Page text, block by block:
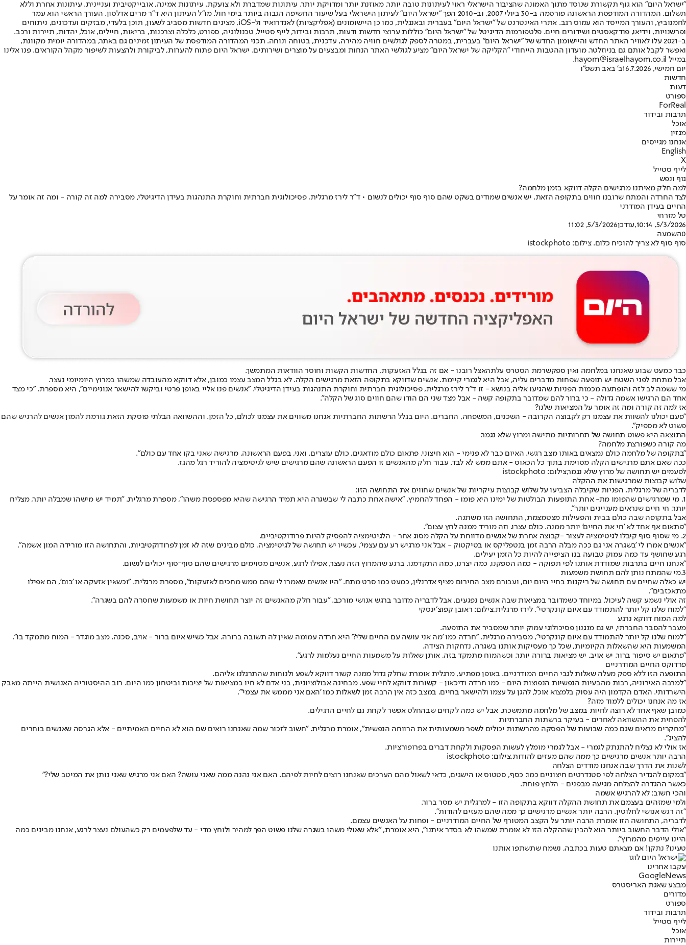
"ישראל היום" הוא גוף תקשורת שנוסד מתוך האמונה שהציבור הישראלי ראוי לעיתונות טובה יותר, מאוזנת יותר ומדויקת יותר. עיתונות שמדברת ולא צועקת. עיתונות אמינה, אובייקטיבית ועניינית. עיתונות אחרת וללא
תשלום. המהדורה המודפסת הראשונה פורסמה ב-30 ביולי 2007, וב-2010 הפך "ישראל היום" לעיתון הישראלי בעל שיעור החשיפה הגבוה ביותר בימי חול. מו"ל העיתון היא ד"ר מרים אדלסון. העורך הראשי הוא עמר
לחמנוביץ, והעורך המייסד הוא עמוס רגב. אתרי האינטרנט של "ישראל היום" בעברית ובאנגלית, כמו כן היישומונים (אפליקציות) לאנדרואיד ול-iOS, מציגים חדשות מסביב לשעון, תוכן בלעדי, מבזקים ועדכונים, ניתוחים
ופרשנויות, וידיאו, פודקאסטים ושידורים חיים. פלטפורמות הדיגיטל של "ישראל היום" כוללות ערוצי חדשות ודעות, תרבות ובידור, לייף סטייל, טכנולוגיה, ספורט, כלכלה וצרכנות, בריאות, חיילים, אוכל, יהדות, תיירות ורכב.
ב-2021 עלו לאוויר האתר החדש והיישומון החדש של "ישראל היום" בעברית, במטרה לספק לגולשים חוויה מהירה, עדכנית, בטוחה ונוחה. תכני המהדורה המודפסת של העיתון זמינים גם באתר, במהדורה יומית מקוונת,
ואפשר לקבל אותם גם בניוזלטר. מועדון ההטבות הייחודי "הקליקה של ישראל היום" מציע לגולשי האתר הנחות ומבצעים על מוצרים ושירותים. ישראל היום פתוח להערות, לביקורת ולהצעות לשיפור מקהל הקוראים. פנו אלינו
במייל hayom@israelhayom.co.il.
יום חמישי, 16.7.2026
ב' באב תשפ"ו
חדשות
דעות
ספורט
ForReal
תרבות ובידור
אוכל
מגזין
אנחנו מגייסים
English
X
לייף סטייל
גוף ונפש
למה חלק מאיתנו מרגישים הקלה דווקא בזמן מלחמה?
לצד החרדה והמתח שרובנו חווים בתקופה הזאת, יש אנשים שמודים בשקט שהם סוף סוף יכולים לנשום • ד"ר לירז מרגלית, פסיכולוגית חברתית וחוקרת התנהגות בעידן הדיגיטלי, מסבירה למה זה קורה - ומה זה אומר על
החיים בעידן המודרני
טל מזרחי
5/3/2026, 10:14
,עודכן5/3/2026, 11:02
0השמעה
סוף סוף לא צריך להוכיח כלום. צילום: istockphoto
כבר כמעט שבוע שאנחנו במלחמה ואין ספקשרמת הסטרס עלתהאצל רובנו - אם זה בגלל האזעקות, החדשות הקשות וחוסר הוודאות המתמשך.
אבל מתחת לפני השטח יש תופעה שפחות מדברים עליה, אבל היא לגמרי קיימת. אנשים שדווקא בתקופה הזאת מרגישים הקלה. לא בגלל המצב עצמו כמובן, אלא דווקא מהעובדה שמשהו במרוץ היומיומי נעצר.
מי ששמה לב לזה והופתעה מכמות הפניות שהגיעו אליה בנושא - זו ד"ר לירז מרגלית, פסיכולוגית חברתית וחוקרת התנהגות בעידן הדיגיטלי. "אנשים פנו אליי באופן פרטי וביקשו להישאר אנונימיים", היא מספרת. "כי מצד
אחד הם הרגישו אשמה גדולה - כי ברור להם שמדובר בתקופה קשה - אבל מצד שני הם הודו שהם חווים סוג של הקלה".
אז למה זה קורה ומה זה אומר על המציאות שלנו?
"פעם יכולנו להשוות את עצמנו רק לקבוצה הקרובה - השכנים, המשפחה, החברים. היום בגלל הרשתות החברתיות אנחנו משווים את עצמנו לכולם, כל הזמן. וההשוואה הבלתי פוסקת הזאת גורמת להמון אנשים להרגיש שהם
פשוט לא מספיק".
התוצאה היא פשוט תחושה של תחרותיות מתישה ומרוץ שלא נגמר.
מה קורה כשפורצת מלחמה?
"בתקופה של מלחמה כולם נמצאים באותו מצב רגשי. האיום כבר לא פנימי - הוא חיצוני. פתאום כולם מודאגים, כולם עוצרים. ואני, בפעם הראשונה, מרגישה שאני בקו אחד עם כולם".
ככה שאם אתם מרגישים הקלה מסוימת בתוך כל הכאוס - אתם ממש לא לבד. עבור חלק מהאנשים זו הפעם הראשונה שהם מרגישים שיש לגיטימציה להוריד רגל מהגז.
לפעמים יש תחושה של מרוץ שלא נגמר,צילום: istockphoto
שלוש קבוצות שמרגישות את ההקלה
לדבריה של מרגלית, הפניות שקיבלה הצביעו על שלוש קבוצות עיקריות של אנשים שחווים את התחושה הזו:
1. מי שמרגישים שהפומו מת
- אחת התופעות הבולטות של ימינו היא פומו - הפחד להחמיץ. "אישה אחת כתבה לי שבשגרה היא תמיד הרגישה שהיא מפספסת משהו", מספרת מרגלית. "תמיד יש מישהו שמבלה יותר, מצליח
יותר, חי חיים שנראים מעניינים יותר".
אבל בתקופה שבה כולם בבית והפעילות מצטמצמת, התחושה הזו משתנה.
"פתאום אף אחד לא 'חי את החיים' יותר ממנה. כולם עצרו. וזה מוריד ממנה לחץ עצום".
2. מי שסוף סוף קיבלו לגיטימציה לעצור -
קבוצה אחרת של אנשים מדווחת על הקלה מסוג אחר - הלגיטימציה להפסיק להיות פרודוקטיביים.
"אנשים אמרו לי 'בשגרה אני גם ככה מבלה הרבה זמן בנטפליקס או בטיקטוק - אבל אני מרגיש רע עם עצמי'. עכשיו יש תחושה של לגיטימציה. כולם מבינים שזה לא זמן לפרודוקטיביות, והתחושה הזו מורידה המון אשמה".
רגע שחושף עד כמה עמוק טבועה בנו הציפייה להיות כל הזמן יעילים.
"אנחנו חיים בתרבות שמודדת אותנו לפי תפוקה - כמה הספקנו, כמה יצרנו, כמה התקדמנו. ברגע שהמרוץ הזה נעצר, אפילו לרגע, אנשים מסוימים מרגישים שהם סוף־סוף יכולים לנשום.
3. מי שהמתח נותן להם תחושת משמעות
יש כאלה שחיים עם תחושה של ריקנות בחיי היום יום, ועבורם מצב החירום מציף אדרנלין, כמעט כמו סרט מתח. "היו אנשים שאמרו לי שהם ממש מחכים לאזעקות", מספרת מרגלית. "וכשאין אזעקה או 'בום', הם אפילו
מתאכזבים".
זה אולי נשמע קשה לעיכול, במיוחד כשמדובר במציאות שבה אנשים נפגעים, אבל לדבריה מדובר ברגש אנושי מורכב. "עבור חלק מהאנשים זה יוצר תחושת חיות או משמעות שחסרה להם בשגרה".
"למוח שלנו קל יותר להתמודד עם איום קונקרטי", לירז מרגלית,צילום: ראובן קפוצ׳ינסקי
למה המוח דווקא נרגע
מעבר להסבר החברתי, יש גם מנגנון פסיכולוגי עמוק יותר שמסביר את התופעה.
"למוח שלנו קל יותר להתמודד עם איום קונקרטי", מסבירה מרגלית. "חרדה כמו 'מה אני עושה עם החיים שלי?' היא חרדה עמומה שאין לה תשובה ברורה. אבל כשיש איום ברור - אויב, סכנה, מצב מוגדר - המוח מתמקד בו".
המשמעות היא שהשאלות הקיומיות, שכל כך מעסיקות אותנו בשגרה, נדחקות הצידה.
"פתאום יש סיפור ברור. יש אויב, יש מציאות ברורה יותר. וכשהמוח מתמקד בזה, אותן שאלות על משמעות החיים נעלמות לרגע".
פרדוקס החיים המודרניים
התופעה הזו ללא ספק מעלה שאלות לגבי החיים המודרניים. באופן מפתיע, מרגלית אומרת שחלק גדול ממנה קשור דווקא לשפע ולנוחות שהתרגלנו אליהם.
"למרבה האירוניה, רבות מהבעיות הנפשיות הנפוצות היום - כמו חרדה ודיכאון - קשורות דווקא לחיי שפע. מבחינה אבולוציונית, בני אדם לא חיו במציאות של יציבות וביטחון כמו היום. רוב ההיסטוריה האנושית הייתה מאבק
הישרדותי. האדם הקדמון היה עסוק בלמצוא אוכל, להגן על עצמו ולהישאר בחיים. במצב כזה אין הרבה זמן לשאלות כמו 'האם אני מממש את עצמי'".
אז מה אנחנו יכולים ללמוד מזה?
כמובן שאף אחד לא רוצה לחיות במצב של מלחמה מתמשכת. אבל יש כמה לקחים שבהחלט אפשר לקחת גם לחיים הרגילים.
להפחית את ההשוואה לאחרים - בעיקר ברשתות החברתיות
"מחקרים מראים שגם כמה שבועות של הפסקה מהרשתות יכולים לשפר משמעותית את הרווחה הנפשית", אומרת מרגלית. "חשוב לזכור שמה שאנחנו רואים שם הוא לא החיים האמיתיים - אלא הגרסה שאנשים בוחרים
להציג".
אז אולי לא נצליח להתנתק לגמרי - אבל לגמרי מומלץ לעשות הפסקות ולקחת דברים בפרופורציות.
הרבה יותר אנשים מרגישים כך ממה שהם מעזים להודות,צילום: istockphoto
לשנות את הדרך שבה אנחנו מודדים הצלחה
"במקום להגדיר הצלחה לפי סטנדרטים חיצוניים כמו: כסף, סטטוס או הישגים, כדאי לשאול מהם הערכים שאנחנו רוצים לחיות לפיהם. האם אני נהנה ממה שאני עושה? האם אני מרגיש שאני נותן את המיטב שלי?"
כאשר ההגדרה להצלחה מגיעה מבפנים - הלחץ פוחת.
והכי חשוב: לא להרגיש אשמה
ולמי שמזהים בעצמם את תחושת ההקלה דווקא בתקופה הזו - למרגלית יש מסר ברור.
"זה רגש אנושי לחלוטין. הרבה יותר אנשים מרגישים כך ממה שהם מעזים להודות".
לדבריה, התחושה הזו אומרת הרבה יותר על הקצב המטורף של החיים המודרניים - ופחות על האנשים עצמם.
"אולי הדבר החשוב ביותר הוא להבין שההקלה הזו לא אומרת שמשהו לא בסדר איתנו", היא אומרת, "אלא שאולי משהו בשגרה שלנו פשוט הפך למהיר ולוחץ מדי - עד שלפעמים רק כשהעולם נעצר לרגע, אנחנו מבינים כמה
היינו עייפים מהמרוץ".
טעינו? נתקן! אם מצאתם טעות בכתבה, נשמח שתשתפו אותנו
עקבו אחרינו
Googl eNews
מבצע שאגת האריסטרס
מדורים
ספורט
תרבות ובידור
לייף סטייל
אוכל
תיירות